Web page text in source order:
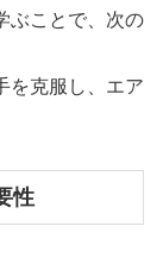
ぶことで、次の
を克服し、エア
性